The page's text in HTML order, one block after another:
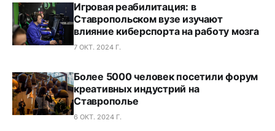
Игровая реабилитация: в
Ставропольском вузе изучают
влияние киберспорта на работу мозга
7 ОКТ. 2024 Г.
Более 5000 человек посетили форум
креативных индустрий на
Ставрополье
6 ОКТ. 2024 Г.